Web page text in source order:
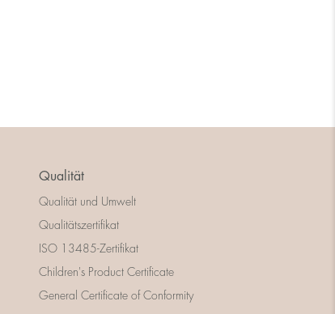
Qualität
Qualität und Umwelt
Qualitätszertifikat
ISO 13485-Zertifikat
Children's Product Certificate
General Certificate of Conformity